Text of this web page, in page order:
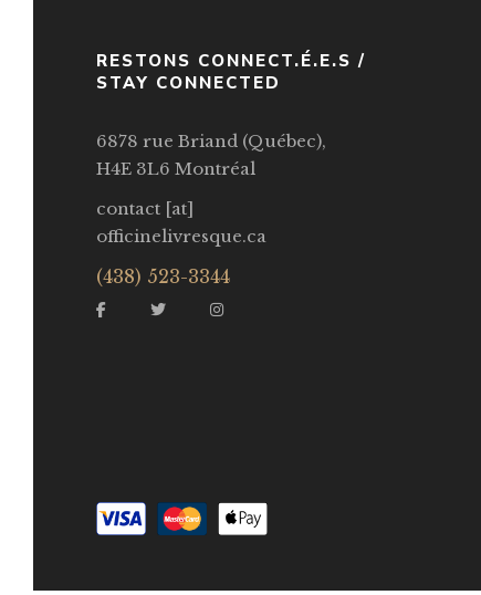
RESTONS CONNECT.É.E.S /
STAY CONNECTED
6878 rue Briand (Québec),
H4E 3L6 Montréal
contact [at]
officinelivresque.ca
(438) 523-3344